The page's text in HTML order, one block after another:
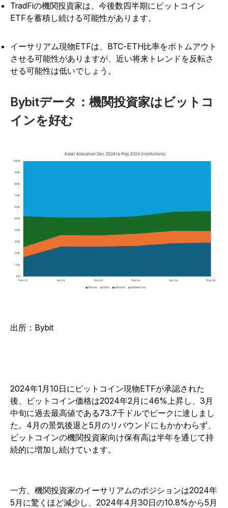
TradFiの機関投資家は、今後数四半期にビットコイン
ETFを蓄積し続ける可能性があります。
イーサリアム現物ETFは、BTC-ETH比率をボトムアウト
させる可能性がありますが、近い将来トレンドを反転さ
せる可能性は低いでしょう。
Bybitデータ：機関投資家はビットコ
インを好む
出所： Bybit
2024年1月10日にビットコイン現物ETFが承認された
後、ビットコイン価格は2024年2月に46%上昇し、3月
中旬に過去最高値である73.7千ドルでピークに達しまし
た。4月の景気後退と5月のリバウンドにもかかわらず、
ビットコインの機関投資家向け保有高は半年を通じて持
続的に増加し続けています。
一方、機関投資家のイーサリアムのポジションは2024年
5月に驚くほど減少し、2024年4月30日の10.8%から5月